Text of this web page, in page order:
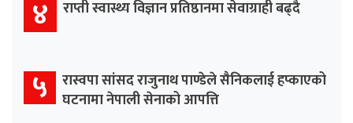
४ राप्ती स्वास्थ्य विज्ञान प्रतिष्ठानमा सेवाग्राही बढ्दै
५ रास्वपा सांसद राजुनाथ पाण्डेले सैनिकलाई हप्काएको
घटनामा नेपाली सेनाको आपत्ति